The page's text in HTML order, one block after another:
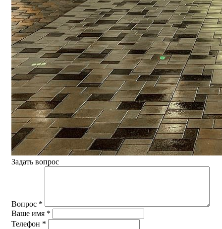
Задать вопрос
Вопрос *
Ваше имя *
Телефон *